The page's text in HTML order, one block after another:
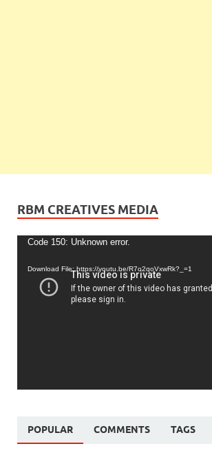
RBM CREATIVES MEDIA
Video
Code 150: Unknown error.
Download File: https://youtu.be/R7o2qoVxwRk?_=1
POPULAR COMMENTS TAGS